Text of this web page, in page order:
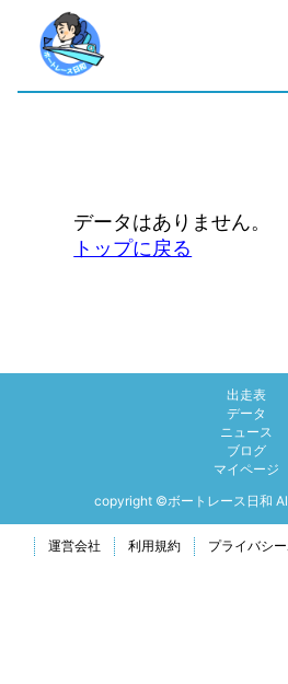
データはありません。
トップに戻る
出走表
データ
ニュース
ブログ
マイページ
copyright ©ボートレース日和
運営会社 利用規約 プライバシ